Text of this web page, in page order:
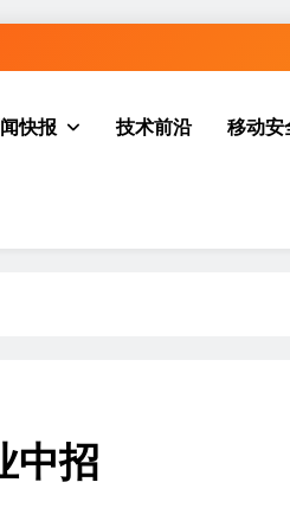
快报 技术前沿 移动安
中招